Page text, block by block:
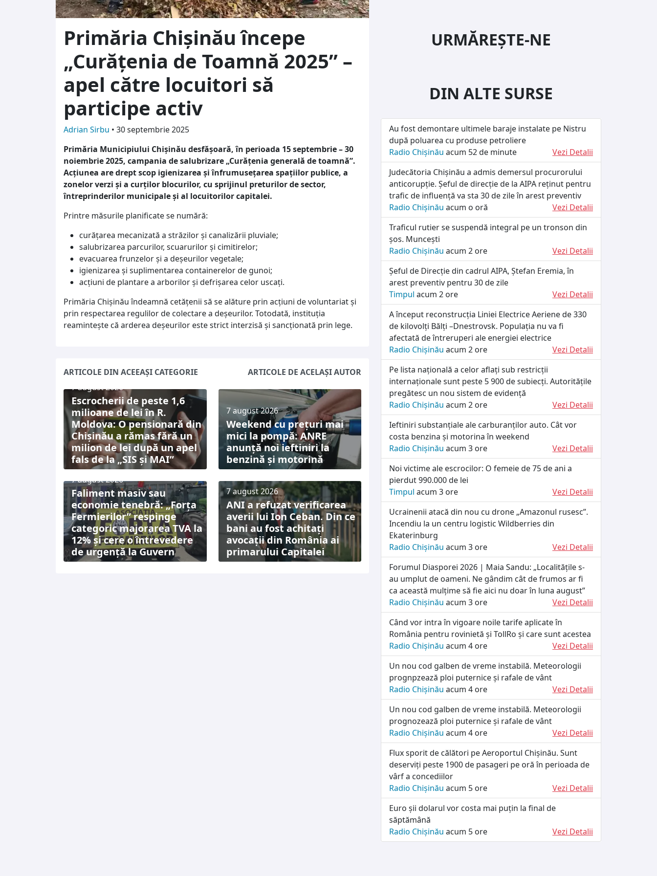
Primăria Chișinău începe
„Curățenia de Toamnă 2025” –
apel către locuitori să
participe activ
Adrian Sirbu • 30 septembrie 2025
Primăria Municipiului Chișinău desfășoară, în perioada 15 septembrie – 30
noiembrie 2025, campania de salubrizare „Curățenia generală de toamnă”.
Acțiunea are drept scop igienizarea și înfrumusețarea spațiilor publice, a
zonelor verzi și a curților blocurilor, cu sprijinul preturilor de sector,
întreprinderilor municipale și al locuitorilor capitalei.
Printre măsurile planificate se numără:
curățarea mecanizată a străzilor și canalizării pluviale;
salubrizarea parcurilor, scuarurilor și cimitirelor;
evacuarea frunzelor și a deșeurilor vegetale;
igienizarea și suplimentarea containerelor de gunoi;
acțiuni de plantare a arborilor și defrișarea celor uscați.
Primăria Chișinău îndeamnă cetățenii să se alăture prin acțiuni de voluntariat și
prin respectarea regulilor de colectare a deșeurilor. Totodată, instituția
reamintește că arderea deșeurilor este strict interzisă și sancționată prin lege.
ARTICOLE DIN ACEEAȘI CATEGORIE
ARTICOLE DE ACELAȘI AUTOR
7 august 2026
Escrocherii de peste 1,6
milioane de lei în R.
Moldova: O pensionară din
Chișinău a rămas fără un
milion de lei după un apel
fals de la „SIS și MAI”
7 august 2026
Weekend cu prețuri mai
mici la pompă: ANRE
anunță noi ieftiniri la
benzină și motorină
7 august 2026
Faliment masiv sau
economie tenebră: „Forța
Fermierilor” respinge
categoric majorarea TVA la
12% și cere o întrevedere
de urgență la Guvern
7 august 2026
ANI a refuzat verificarea
averii lui Ion Ceban. Din ce
bani au fost achitați
avocații din România ai
primarului Capitalei
URMĂREȘTE-NE
DIN ALTE SURSE
Au fost demontare ultimele baraje instalate pe Nistru
după poluarea cu produse petroliere
Radio Chișinău acum 52 de minute
Vezi Detalii
Judecătoria Chișinău a admis demersul procurorului
anticorupție. Șeful de direcție de la AIPA reținut pentru
trafic de influență va sta 30 de zile în arest preventiv
Radio Chișinău acum o oră
Vezi Detalii
Traficul rutier se suspendă integral pe un tronson din
șos. Muncești
Radio Chișinău acum 2 ore
Vezi Detalii
Șeful de Direcție din cadrul AIPA, Ștefan Eremia, în
arest preventiv pentru 30 de zile
Timpul acum 2 ore
Vezi Detalii
A început reconstrucția Liniei Electrice Aeriene de 330
de kilovolți Bălți –Dnestrovsk. Populația nu va fi
afectată de întreruperi ale energiei electrice
Radio Chișinău acum 2 ore
Vezi Detalii
Pe lista națională a celor aflați sub restricții
internaționale sunt peste 5 900 de subiecți. Autoritățile
pregătesc un nou sistem de evidență
Radio Chișinău acum 2 ore
Vezi Detalii
Ieftiniri substanțiale ale carburanților auto. Cât vor
costa benzina și motorina în weekend
Radio Chișinău acum 3 ore
Vezi Detalii
Noi victime ale escrocilor: O femeie de 75 de ani a
pierdut 990.000 de lei
Timpul acum 3 ore
Vezi Detalii
Ucrainenii atacă din nou cu drone „Amazonul rusesc”.
Incendiu la un centru logistic Wildberries din
Ekaterinburg
Radio Chișinău acum 3 ore
Vezi Detalii
Forumul Diasporei 2026 | Maia Sandu: „Localitățile s-
au umplut de oameni. Ne gândim cât de frumos ar fi
ca această mulțime să fie aici nu doar în luna august”
Radio Chișinău acum 3 ore
Vezi Detalii
Când vor intra în vigoare noile tarife aplicate în
România pentru rovinietă și TollRo și care sunt acestea
Radio Chișinău acum 4 ore
Vezi Detalii
Un nou cod galben de vreme instabilă. Meteorologii
prognpzează ploi puternice și rafale de vânt
Radio Chișinău acum 4 ore
Vezi Detalii
Un nou cod galben de vreme instabilă. Meteorologii
prognozează ploi puternice și rafale de vânt
Radio Chișinău acum 4 ore
Vezi Detalii
Flux sporit de călători pe Aeroportul Chișinău. Sunt
deserviți peste 1900 de pasageri pe oră în perioada de
vârf a concediilor
Radio Chișinău acum 5 ore
Vezi Detalii
Euro șii dolarul vor costa mai puțin la final de
săptămână
Radio Chișinău acum 5 ore Vezi Detalii